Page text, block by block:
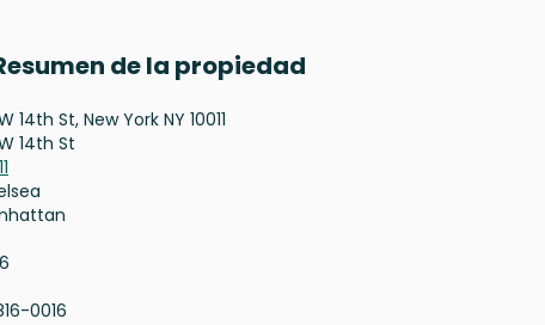
de la propiedad
14th St, New York NY 10011
14th St
0016